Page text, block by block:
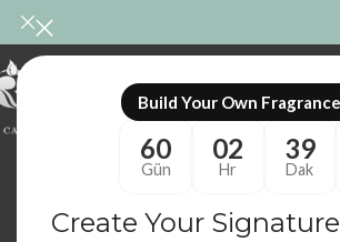
Build Your Own
60
Gün
02
Hr
39
Dak
Create Your